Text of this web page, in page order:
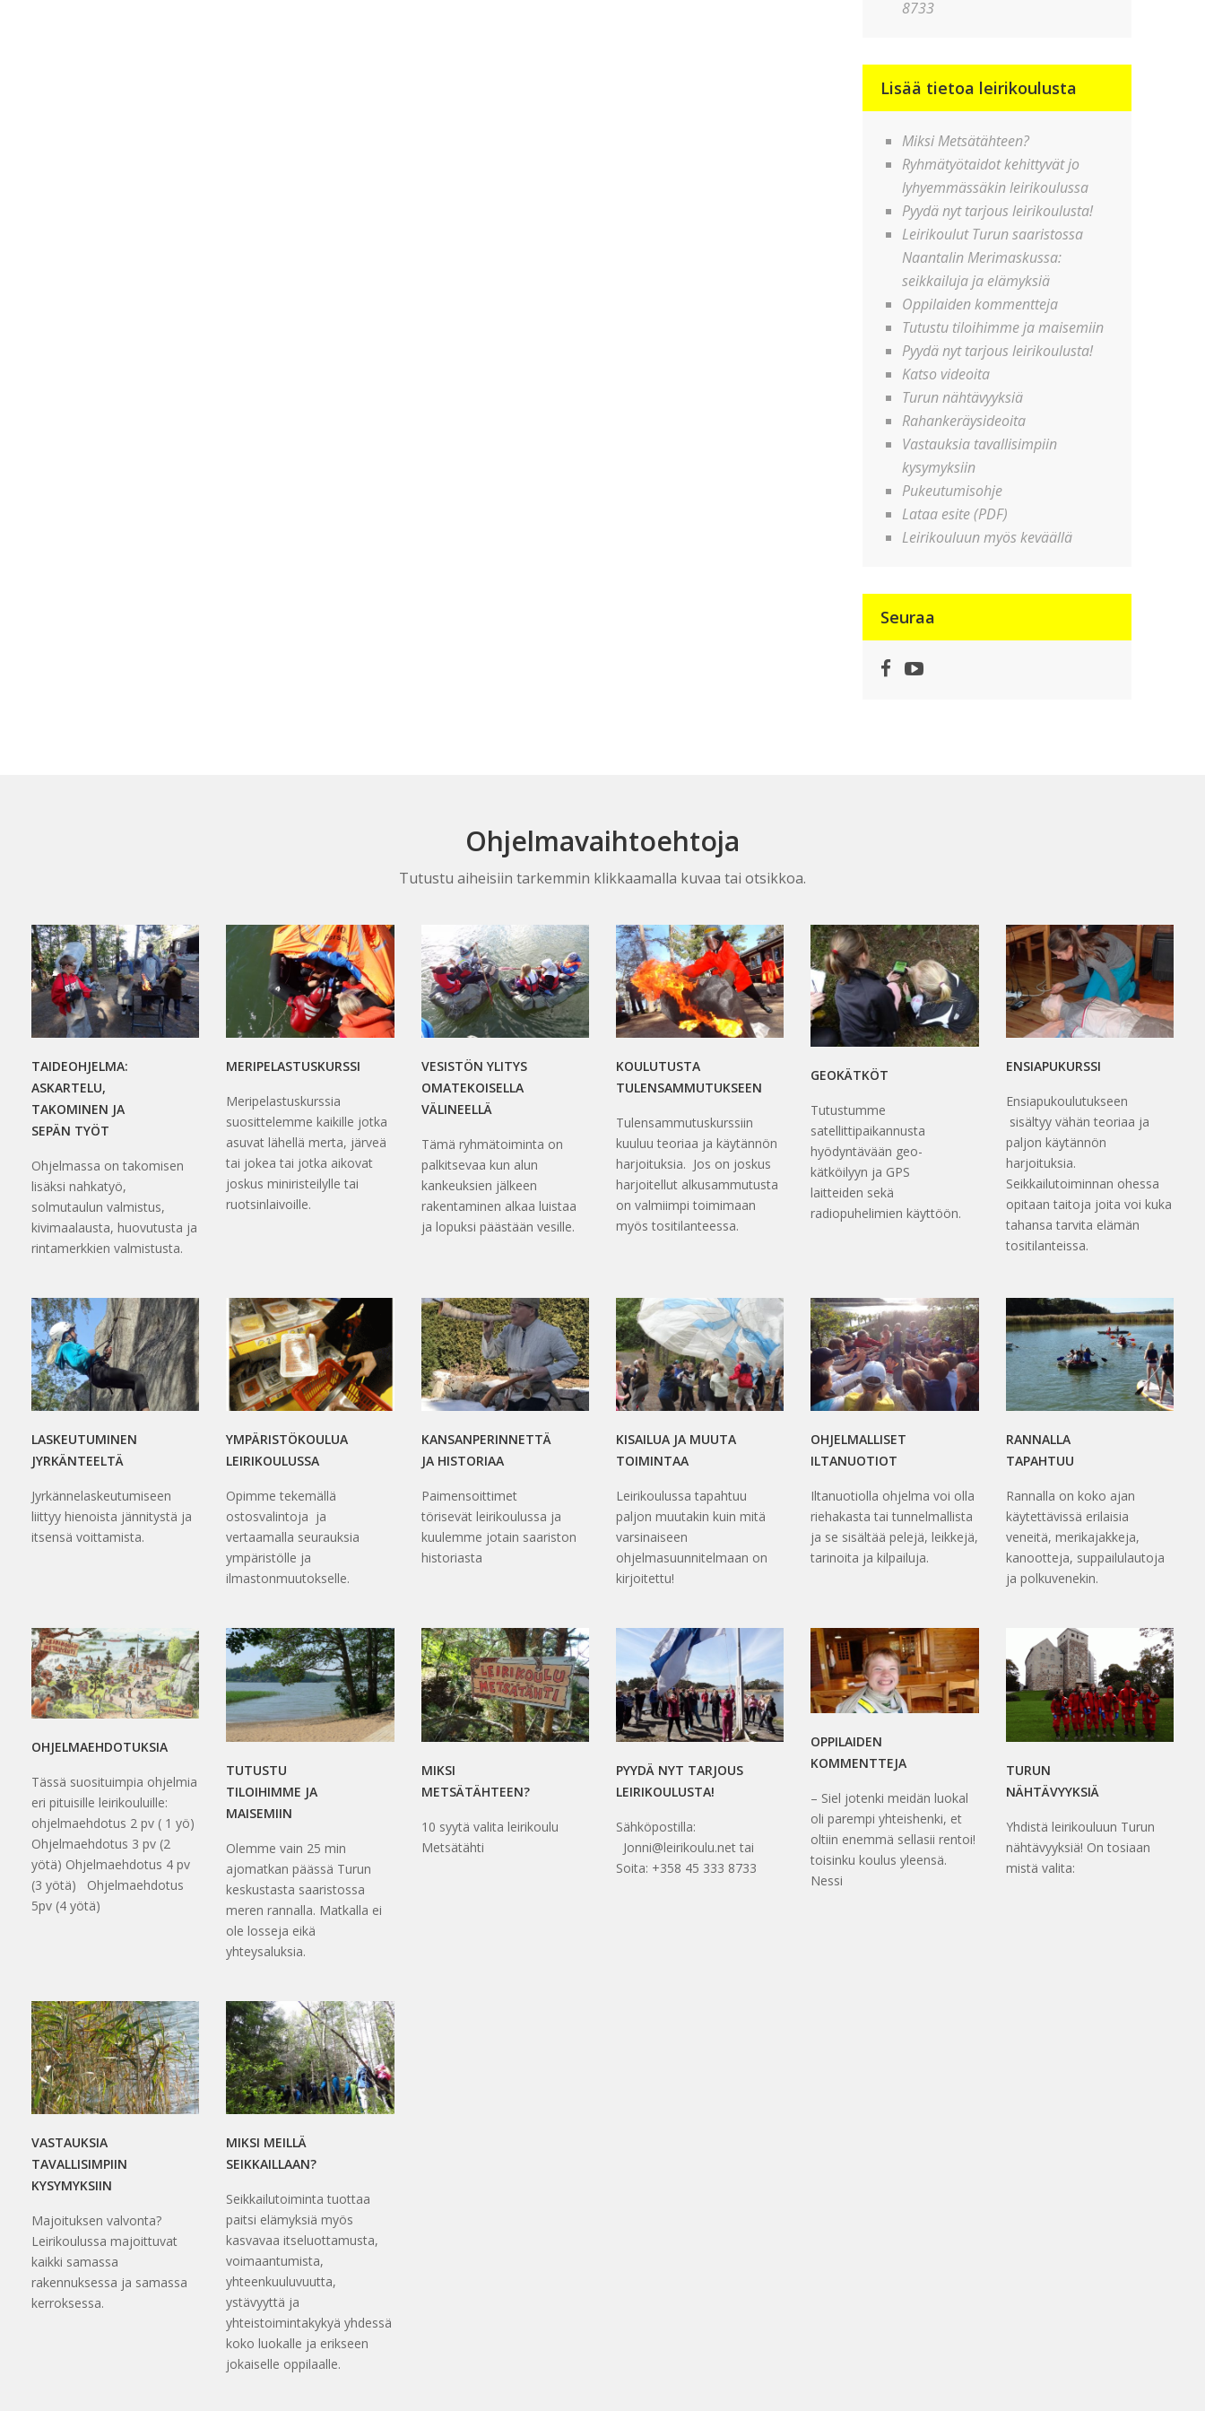
8733
Lisää tietoa leirikoulusta
Miksi Metsätähteen?
Ryhmätyötaidot kehittyvät jo
lyhyemmässäkin leirikoulussa
Pyydä nyt tarjous leirikoulusta!
Leirikoulut Turun saaristossa
Naantalin Merimaskussa:
seikkailuja ja elämyksiä
Oppilaiden kommentteja
Tutustu tiloihimme ja maisemiin
Pyydä nyt tarjous leirikoulusta!
Katso videoita
Turun nähtävyyksiä
Rahankeräysideoita
Vastauksia tavallisimpiin
kysymyksiin
Pukeutumisohje
Lataa esite (PDF)
Leirikouluun myös keväällä
Seuraa
Facebook
YouTube
Ohjelmavaihtoehtoja
Tutustu aiheisiin tarkemmin klikkaamalla kuvaa tai otsikkoa.
TAIDEOHJELMA:
ASKARTELU,
TAKOMINEN JA
SEPÄN TYÖT
Ohjelmassa on takomisen
lisäksi nahkatyö,
solmutaulun valmistus,
kivimaalausta, huovutusta ja
rintamerkkien valmistusta.
MERIPELASTUSKURSSI
Meripelastuskurssia
suosittelemme kaikille jotka
asuvat lähellä merta, järveä
tai jokea tai jotka aikovat
joskus miniristeilylle tai
ruotsinlaivoille.
VESISTÖN YLITYS
OMATEKOISELLA
VÄLINEELLÄ
Tämä ryhmätoiminta on
palkitsevaa kun alun
kankeuksien jälkeen
rakentaminen alkaa luistaa
ja lopuksi päästään vesille.
KOULUTUSTA
TULENSAMMUTUKSEEN
Tulensammutuskurssiin
kuuluu teoriaa ja käytännön
harjoituksia. Jos on joskus
harjoitellut alkusammutusta
on valmiimpi toimimaan
myös tositilanteessa.
GEOKÄTKÖT
Tutustumme
satellittipaikannusta
hyödyntävään geo-
kätköilyyn ja GPS
laitteiden sekä
radiopuhelimien käyttöön.
ENSIAPUKURSSI
Ensiapukoulutukseen
sisältyy vähän teoriaa ja
paljon käytännön
harjoituksia.
Seikkailutoiminnan ohessa
opitaan taitoja joita voi kuka
tahansa tarvita elämän
tositilanteissa.
LASKEUTUMINEN
JYRKÄNTEELTÄ
Jyrkännelaskeutumiseen
liittyy hienoista jännitystä ja
itsensä voittamista.
YMPÄRISTÖKOULUA
LEIRIKOULUSSA
Opimme tekemällä
ostosvalintoja ja
vertaamalla seurauksia
ympäristölle ja
ilmastonmuutokselle.
KANSANPERINNETTÄ
JA HISTORIAA
Paimensoittimet
törisevät leirikoulussa ja
kuulemme jotain saariston
historiasta
KISAILUA JA MUUTA
TOIMINTAA
Leirikoulussa tapahtuu
paljon muutakin kuin mitä
varsinaiseen
ohjelmasuunnitelmaan on
kirjoitettu!
OHJELMALLISET
ILTANUOTIOT
Iltanuotiolla ohjelma voi olla
riehakasta tai tunnelmallista
ja se sisältää pelejä, leikkejä,
tarinoita ja kilpailuja.
RANNALLA
TAPAHTUU
Rannalla on koko ajan
käytettävissä erilaisia
veneitä, merikajakkeja,
kanootteja, suppailulautoja
ja polkuvenekin.
OHJELMAEHDOTUKSIA
Tässä suosituimpia ohjelmia
eri pituisille leirikouluille:
ohjelmaehdotus 2 pv ( 1 yö)
Ohjelmaehdotus 3 pv (2
yötä) Ohjelmaehdotus 4 pv
(3 yötä) Ohjelmaehdotus
5pv (4 yötä)
TUTUSTU
TILOIHIMME JA
MAISEMIIN
Olemme vain 25 min
ajomatkan päässä Turun
keskustasta saaristossa
meren rannalla. Matkalla ei
ole losseja eikä
yhteysaluksia.
MIKSI
METSÄTÄHTEEN?
10 syytä valita leirikoulu
Metsätähti
PYYDÄ NYT TARJOUS
LEIRIKOULUSTA!
Sähköpostilla:
Jonni@leirikoulu.net tai
Soita: +358 45 333 8733
OPPILAIDEN
KOMMENTTEJA
– Siel jotenki meidän luokal
oli parempi yhteishenki, et
oltiin enemmä sellasii rentoi!
toisinku koulus yleensä.
Nessi
TURUN
NÄHTÄVYYKSIÄ
Yhdistä leirikouluun Turun
nähtävyyksiä! On tosiaan
mistä valita:
VASTAUKSIA
TAVALLISIMPIIN
KYSYMYKSIIN
Majoituksen valvonta?
Leirikoulussa majoittuvat
kaikki samassa
rakennuksessa ja samassa
kerroksessa.
MIKSI MEILLÄ
SEIKKAILLAAN?
Seikkailutoiminta tuottaa
paitsi elämyksiä myös
kasvavaa itseluottamusta,
voimaantumista,
yhteenkuuluvuutta,
ystävyyttä ja
yhteistoimintakykyä yhdessä
koko luokalle ja erikseen
jokaiselle oppilaalle.